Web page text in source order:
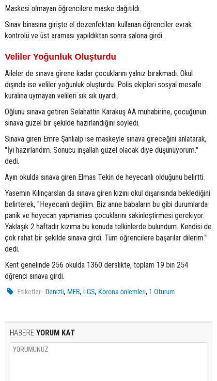
Maskesi olmayan öğrencilere maske dağıtıldı.
Sınav binasına girişte el dezenfektanı kullanan öğrenciler evrak
kontrolü ve üst araması yapıldıktan sonra salona girdi.
Veliler Yoğunluk Oluşturdu
Aileler de sınava girene kadar çocuklarını yalnız bırakmadı. Okul
dışında ise veliler yoğunluk oluşturdu. Polis ekipleri sosyal mesafe
kuralına uymayan velileri sık sık uyardı.
Oğlunu sınava getiren Selahattin Karakuş AA muhabirine, çocuğunun
sınava güzel bir şekilde hazırlandığını söyledi.
Sınava giren Emre Şanlıalp ise maskeyle sınava gireceğini anlatarak,
"İyi hazırlandım. Sonucu inşallah güzel olacak diye düşünüyorum."
dedi.
Ayın okulda sınava giren Elmas Tekin de heyecanlı olduğunu belirtti.
Yasemin Kılınçarslan da sınava giren kızını okul dışarısında beklediğini
belirterek, "Heyecanlı değilim. Biz anne babaların bu gibi durumlarda
panik ve heyecan yapmaması çocuklarını sakinleştirmesi gerekiyor.
Yaklaşık 2 haftadır kızıma bu konuda telkinlerde bulundum. Kendisi de
çok rahat bir şekilde sınava girdi. Tüm öğrencilere başarılar dilerim."
dedi.
Kent genelinde 256 okulda 1360 derslikte, toplam 19 bin 254
öğrenci sınava girdi.
Etiketler : Denizli,MEB,LGS,Korona önlemleri,1 Oturum
HABERE YORUM KAT